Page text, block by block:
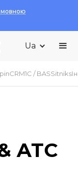
мовною
Ua
1С / BASSitniks
АТС